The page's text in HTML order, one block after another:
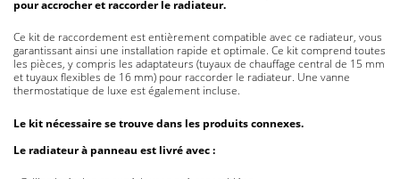
pour accrocher et raccorder le radiateur.
Ce kit de raccordement est entièrement compatible avec ce radiateur, vous
garantissant ainsi une installation rapide et optimale. Ce kit comprend toutes
les pièces, y compris les adaptateurs (tuyaux de chauffage central de 15 mm
et tuyaux flexibles de 16 mm) pour raccorder le radiateur. Une vanne
thermostatique de luxe est également incluse.
Le kit nécessaire se trouve dans les produits connexes.
Le radiateur à panneau est livré avec :